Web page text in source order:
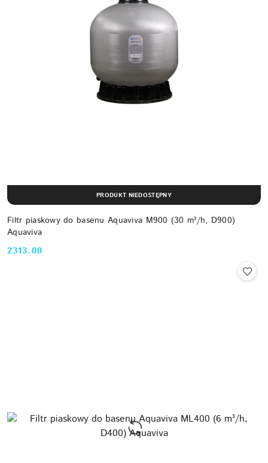
Filtr piaskowy do basenu Aquaviva M900 (30 m³/h, D900)
Aquaviva
Cena:
2313.00
PRODUKT NIEDOSTĘPNY